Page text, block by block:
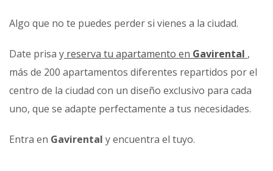
Algo que no te puedes perder si vienes a la ciudad.
Date prisa y reserva tu apartamento en Gavirental ,
más de 200 apartamentos diferentes repartidos por el
centro de la ciudad con un diseño exclusivo para cada
uno, que se adapte perfectamente a tus necesidades.
Entra en Gavirental y encuentra el tuyo.